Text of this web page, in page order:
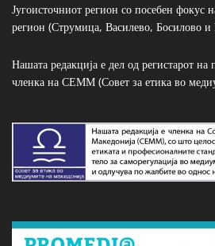
Југоисточниот регион со посебен фокус
регион (Струмица, Василево, Босилово
Нашата редакција е дел од регистарот
членка на СЕММ (Совет за етика во